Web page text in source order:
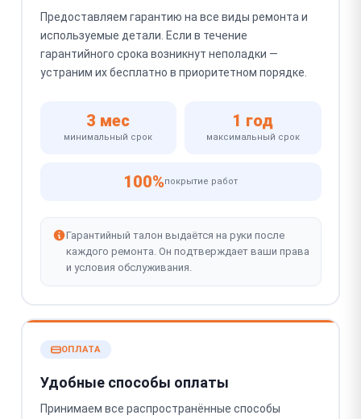
Предоставляем гарантию на все виды ремонта и
используемые детали. Если в течение
гарантийного срока возникнут неполадки —
устраним их бесплатно в приоритетном порядке.
3 мес
минимальный срок
1 год
максимальный срок
100%покрытие работ
Гарантийный талон выдаётся на руки после
каждого ремонта. Он подтверждает ваши права
и условия обслуживания.
ОПЛАТА
Удобные способы оплаты
Принимаем все распространённые способы